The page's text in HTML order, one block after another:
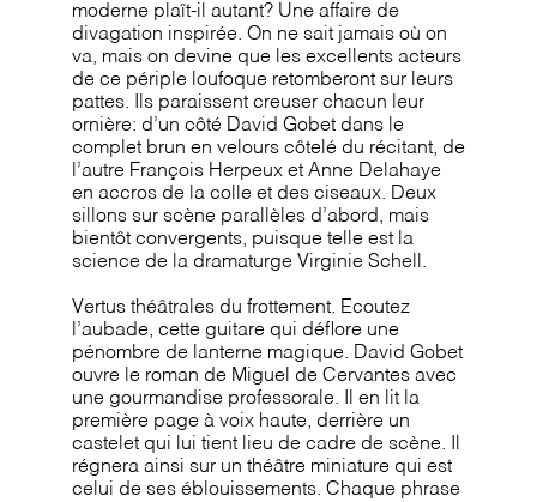
moderne plaît-il autant? Une affaire de
divagation inspirée. On ne sait jamais où on
va, mais on devine que les excellents acteurs
de ce périple loufoque retomberont sur leurs
pattes. Ils paraissent creuser chacun leur
ornière: d’un côté David Gobet dans le
complet brun en velours côtelé du récitant, de
l’autre François Herpeux et Anne Delahaye
en accros de la colle et des ciseaux. Deux
sillons sur scène parallèles d’abord, mais
bientôt convergents, puisque telle est la
science de la dramaturge Virginie Schell.
Vertus théâtrales du frottement. Ecoutez
l’aubade, cette guitare qui déflore une
pénombre de lanterne magique. David Gobet
ouvre le roman de Miguel de Cervantes avec
une gourmandise professorale. Il en lit la
première page à voix haute, derrière un
castelet qui lui tient lieu de cadre de scène. Il
régnera ainsi sur un théâtre miniature qui est
celui de ses éblouissements. Chaque phrase